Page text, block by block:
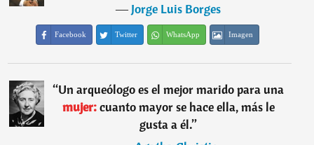
―Jorge Luis Borges
Facebook Twitter WhatsApp Imagen
“Un arqueólogo es el mejor marido para una
mujer:cuanto mayor se hace ella, más le
gusta a él.”